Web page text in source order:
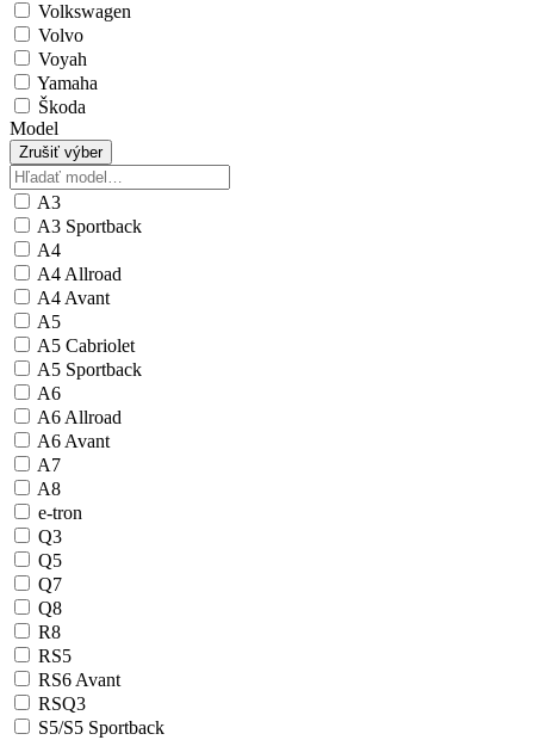
Volkswagen
Volvo
Voyah
Yamaha
Škoda
Model
Zrušiť výber
A3
A3 Sportback
A4
A4 Allroad
A4 Avant
A5
A5 Cabriolet
A5 Sportback
A6
A6 Allroad
A6 Avant
A7
A8
e-tron
Q3
Q5
Q7
Q8
R8
RS5
RS6 Avant
RSQ3
S5/S5 Sportback